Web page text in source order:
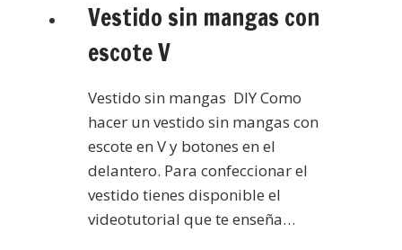
Vestido sin mangas con
escote V
Vestido sin mangas DIY Como
hacer un vestido sin mangas con
escote en V y botones en el
delantero. Para confeccionar el
vestido tienes disponible el
videotutorial que te enseña…